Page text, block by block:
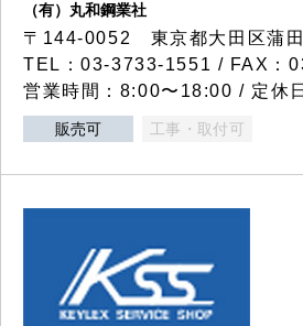
（有）丸和鋼業社
〒144-0052 東京都大田区蒲
TEL：03-3733-1551 / FAX：
営業時間：8:00〜18:00 / 定休
販売可 工事・取付可